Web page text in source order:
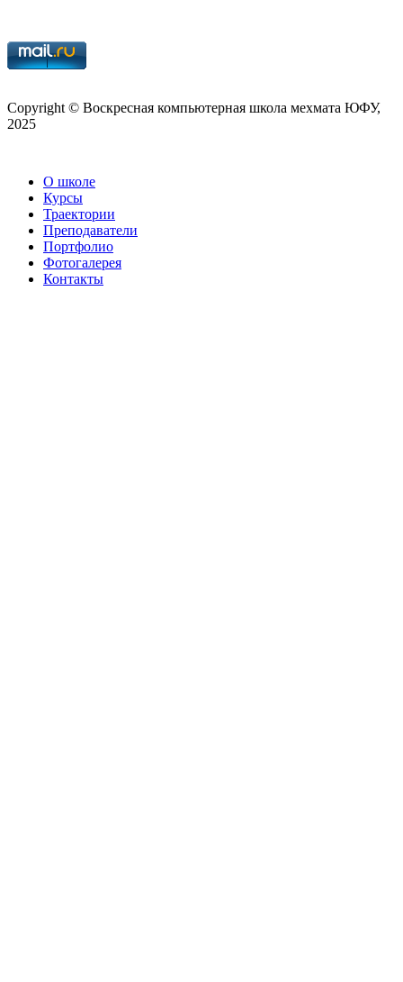
Copy­right © Воскресная компьютерная школа мехмата ЮФУ,
2025
О школе
Курсы
Траектории
Преподаватели
Портфолио
Фотогалерея
Контакты